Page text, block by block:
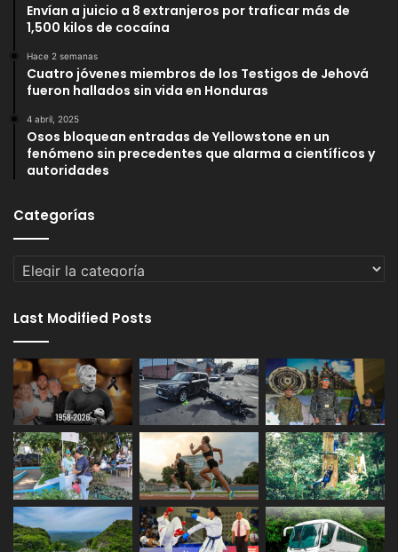
Envían a juicio a 8 extranjeros por traficar más de
1,500 kilos de cocaína
Hace 2 semanas
Cuatro jóvenes miembros de los Testigos de Jehová
fueron hallados sin vida en Honduras
4 abril, 2025
Osos bloquean entradas de Yellowstone en un
fenómeno sin precedentes que alarma a científicos y
autoridades
Categorías
Categorías
Last Modified Posts